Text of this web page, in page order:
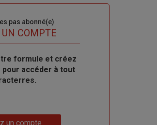
pas abonné(e)
COMPTE
formule et créez
accéder à tout
un compte